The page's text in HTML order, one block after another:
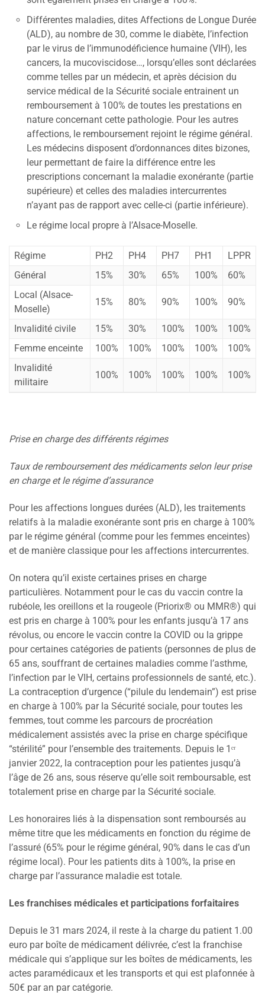
Différentes maladies, dites Affections de Longue Durée
(ALD), au nombre de 30, comme le diabète, l’infection
par le virus de l’immunodéficience humaine (VIH), les
cancers, la mucoviscidose…, lorsqu’elles sont déclarées
comme telles par un médecin, et après décision du
service médical de la Sécurité sociale entrainent un
remboursement à 100% de toutes les prestations en
nature concernant cette pathologie. Pour les autres
affections, le remboursement rejoint le régime général.
Les médecins disposent d’ordonnances dites bizones,
leur permettant de faire la différence entre les
prescriptions concernant la maladie exonérante (partie
supérieure) et celles des maladies intercurrentes
n’ayant pas de rapport avec celle-ci (partie inférieure).
Le régime local propre à l’Alsace-Moselle.
Régime PH2 PH4 PH7 PH1
LPPR
Général
15% 30% 65% 100%
60%
Local (Alsace-
Moselle)
15% 80% 90% 100% 90%
Invalidité civile 15% 30% 100% 100%
100%
Femme enceinte
100% 100% 100% 100%
100%
Invalidité
militaire
100% 100% 100% 100% 100%
Prise en charge des différents régimes
Taux de remboursement des médicaments selon leur prise
en charge et le régime d’assurance
Pour les affections longues durées (ALD), les traitements
relatifs à la maladie exonérante sont pris en charge à 100%
par le régime général (comme pour les femmes enceintes)
et de manière classique pour les affections intercurrentes.
On notera qu’il existe certaines prises en charge
particulières. Notamment pour le cas du vaccin contre la
rubéole, les oreillons et la rougeole (Priorix® ou MMR®) qui
est pris en charge à 100% pour les enfants jusqu’à 17 ans
révolus, ou encore le vaccin contre la COVID ou la grippe
pour certaines catégories de patients (personnes de plus de
65 ans, souffrant de certaines maladies comme l’asthme,
l’infection par le VIH, certains professionnels de santé, etc.).
La contraception d’urgence (“pilule du lendemain”) est prise
en charge à 100% par la Sécurité sociale, pour toutes les
femmes, tout comme les parcours de procréation
médicalement assistés avec la prise en charge spécifique
“stérilité” pour l’ensemble des traitements. Depuis le 1ᵉʳ
janvier 2022, la contraception pour les patientes jusqu’à
l’âge de 26 ans, sous réserve qu’elle soit remboursable, est
totalement prise en charge par la Sécurité sociale.
Les honoraires liés à la dispensation sont remboursés au
même titre que les médicaments en fonction du régime de
l’assuré (65% pour le régime général, 90% dans le cas d’un
régime local). Pour les patients dits à 100%, la prise en
charge par l’assurance maladie est totale.
Les franchises médicales et participations forfaitaires
Depuis le 31 mars 2024, il reste à la charge du patient 1.00
euro par boîte de médicament délivrée, c’est la franchise
médicale qui s’applique sur les boîtes de médicaments, les
actes paramédicaux et les transports et qui est plafonnée à
50€ par an par catégorie.